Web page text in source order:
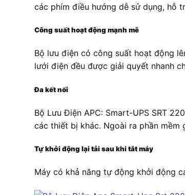
các phím điều hướng dễ sử dụng, hỗ
Công suất hoạt động mạnh mẽ
Bộ lưu điện có công suất hoạt động
lưới điện đều được giải quyết nhanh
Đa kết nối
Bộ Lưu Điện APC: Smart-UPS SRT
các thiết bị khác. Ngoài ra phần mềm
Tự khởi động lại tải sau khi tắt máy
Máy có khả năng tự động khởi động